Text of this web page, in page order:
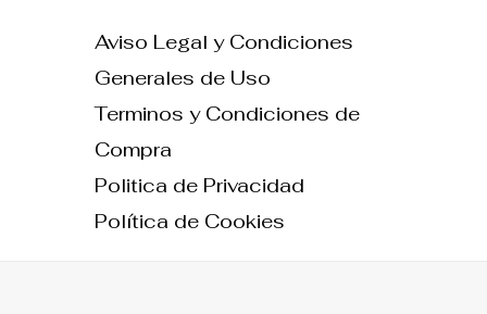
Aviso Legal y Condiciones
Generales de Uso
Terminos y Condiciones de
Compra
Politica de Privacidad
Política de Cookies